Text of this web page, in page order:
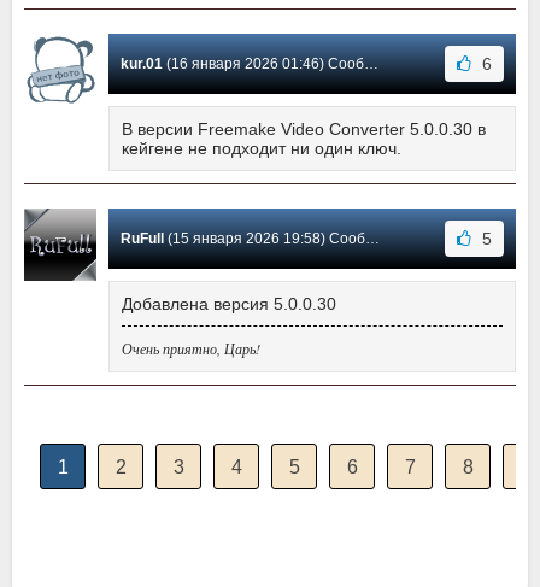
kur.01(16 января 2026 01:46) Сообщение #1540 6
В версии Freemake Video Converter 5.0.0.30 в
кейгене не подходит ни один ключ.
RuFull(15 января 2026 19:58) Сообщение #1539 5
Добавлена версия 5.0.0.30
Очень приятно, Царь!
1 2 3 4 5 6 7 8